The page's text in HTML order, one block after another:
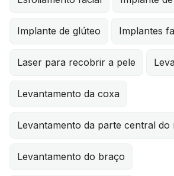
Implante de glúteo Implantes
Laser para recobrir a pele
Levantamento da coxa
Levantamento da parte central do
Levantamento do braço